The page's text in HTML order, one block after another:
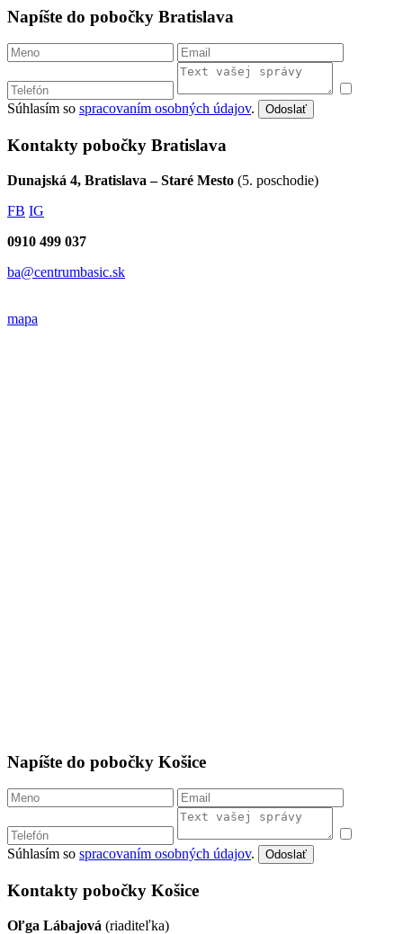
Napíšte do pobočky Bratislava
Súhlasím so spracovaním osobných údajov. Odoslať
Kontakty pobočky Bratislava
Dunajská 4, Bratislava – Staré Mesto (5. poschodie)
FB IG
0910 499 037
ba@centrumbasic.sk
mapa
Napíšte do pobočky Košice
Súhlasím so spracovaním osobných údajov. Odoslať
Kontakty pobočky Košice
Oľga Lábajová (riaditeľka)